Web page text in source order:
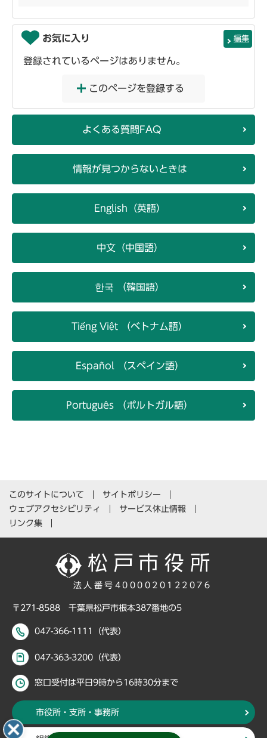
お気に入り 編集
登録されているページはありません。
このページを登録する
よくある質問FAQ
情報が見つからないときは
English（英語）
中文（中国語）
한국 （韓国語）
Tiếng Việt （ベトナム語）
Español （スペイン語）
Português （ポルトガル語）
このサイトについて
サイトポリシー
ウェブアクセシビリティ
サービス休止情報
リンク集
法人番号4000020122076
〒271-8588 千葉県松戸市根本387番地の5
047-366-1111（代表）
047-363-3200（代表）
窓口受付は平日9時から16時30分まで
市役所・支所・事務所